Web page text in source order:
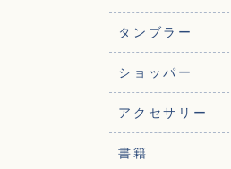
タンブラー
ショッパー
アクセサリー
書籍